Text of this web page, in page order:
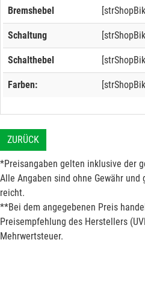
Bremshebel
Schaltung
Schalthebel
Farben:
ZURÜCK
*Preisangaben gelten inklusive der
Alle Angaben sind ohne Gewähr
reicht.
**Bei dem angegebenen Preis
Preisempfehlung des Herstellers
Mehrwertsteuer.